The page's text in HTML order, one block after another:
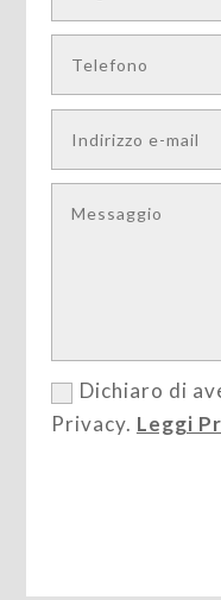
Dichiaro di
Privacy. Leggi